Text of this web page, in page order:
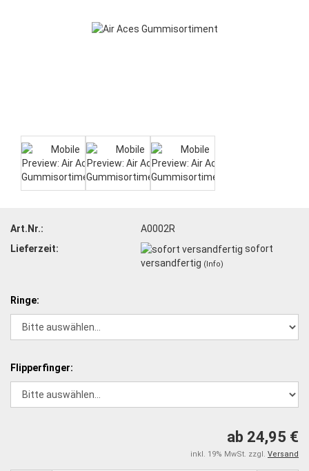
Art.Nr.:
A0002R
Lieferzeit:
sofort
versandfertig (Info)
Ringe:
Flipperfinger:
ab 24,95 €
inkl. 19% MwSt. zzgl. Versand